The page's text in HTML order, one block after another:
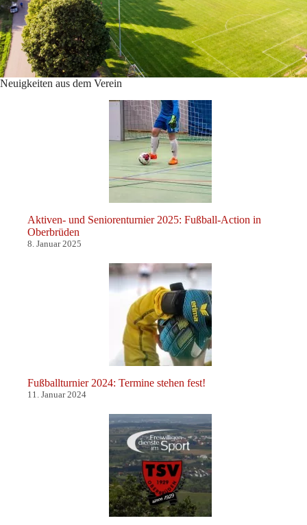
Neuigkeiten aus dem Verein
Aktiven- und Seniorenturnier 2025: Fußball-Action in
Oberbrüden
8. Januar 2025
Fußballturnier 2024: Termine stehen fest!
11. Januar 2024